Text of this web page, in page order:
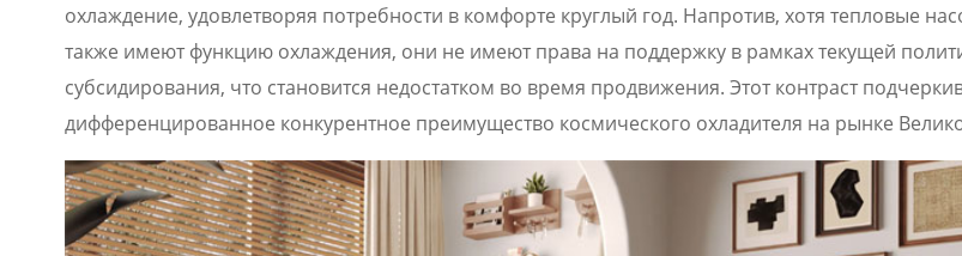
охлаждение, удовлетворяя потребности в комфорте круглый год. Напротив, хотя тепловые
также имеют функцию охлаждения, они не имеют права на поддержку в рамках текущей
субсидирования, что становится недостатком во время продвижения. Этот контраст
дифференцированное конкурентное преимущество космического охладителя на рынке